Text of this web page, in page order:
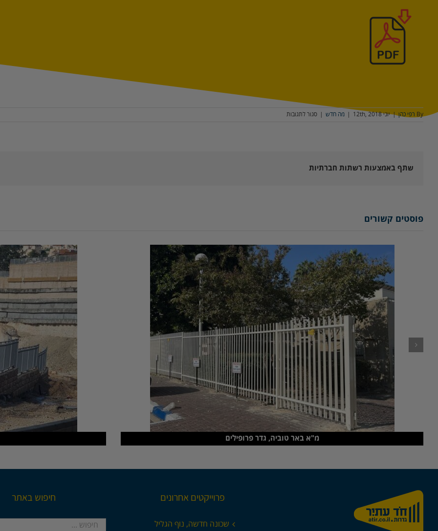
By רפי כהן | יוני 12th, 2018 | מה חדש | סגור לתגובות
שתף באמצעות רשתות חברתיות
פוסטים קשורים
מ"א באר טוביה, גדר פרופילים
פרוייקטים אחרונים
שכונה חדשה, נוף הגליל
חיפוש באתר
חיפוש...